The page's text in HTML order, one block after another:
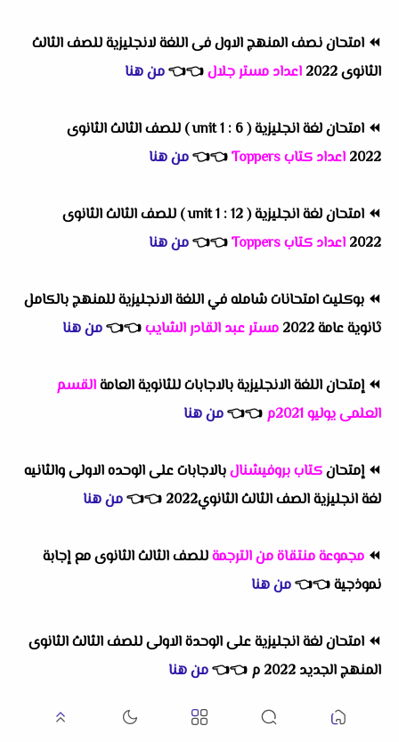
⏪ امتحان نصف المنهج الاول فى اللغة لانجليزية للصف الثالث
الثانوى 2022
اعداد مستر جلال👈
👈من هنا
⏪
امتحان لغة انجليزية ( unit 1 : 6 ) للصف الثالث الثانوى
2022 اعداد كتاب Toppers 👈
👈من هنا
⏪
امتحان لغة انجليزية ( unit 1 : 12 ) للصف الثالث الثانوى
2022 اعداد كتاب Toppers 👈
👈من هنا
⏪ بوكليت امتحانات شامله في اللغة الانجليزية للمنهج بالكامل
ثانوية عامة 2022
مستر عبد القادر الشايب👈
👈من هنا
⏪إمتحان اللغة الانجليزية بالاجابات للثانوية العامةالقسم
العلمى يوليو 2021م
👈
👈من هنا
⏪إمتحانكتاب بروفيشنالبالاجابات على الوحده الاولى والثانيه
لغة انجليزية الصف الثالث الثانوي2022
👈
👈من هنا
⏪ مجموعة منتقاة من الترجمةللصف الثالث الثانوى مع إجابة
نموذجية👈
👈من هنا
⏪ امتحان لغة انجليزية على الوحدة الاولى للصف الثالث الثانوى
المنهج الجديد 2022 م
👈
👈من هنا
إمتحان الكترونى مراجعة الوزارة النهائية ليلة الامتحان لغة